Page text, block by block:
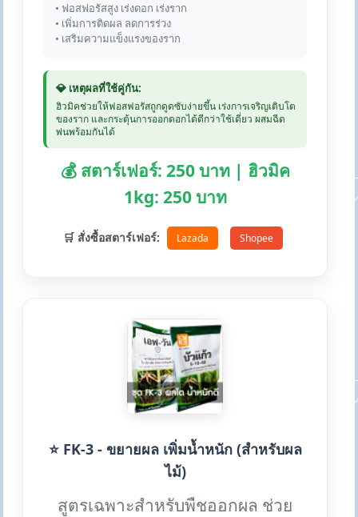
• ฟอสฟอรัสสูง เร่งดอก เร่งราก
• เพิ่มการติดผล ลดการร่วง
• เสริมความแข็งแรงของราก
💎 เหตุผลที่ใช้คู่กัน:
ฮิวมิคช่วยให้ฟอสฟอรัสถูกดูดซับง่ายขึ้น เร่งการเจริญเติบโต
ของราก และกระตุ้นการออกดอกได้ดีกว่าใช้เดี่ยว ผสมฉีด
พ่นพร้อมกันได้
💰 สตาร์เฟอร์: 250 บาท | ฮิวมิค
1kg: 250 บาท
🛒 สั่งซื้อสตาร์เฟอร์: Lazada Shopee
⭐ FK-3 - ขยายผล เพิ่มน้ำหนัก (สำหรับผล
ไม้)
สูตรเฉพาะสำหรับพืชออกผล ช่วย